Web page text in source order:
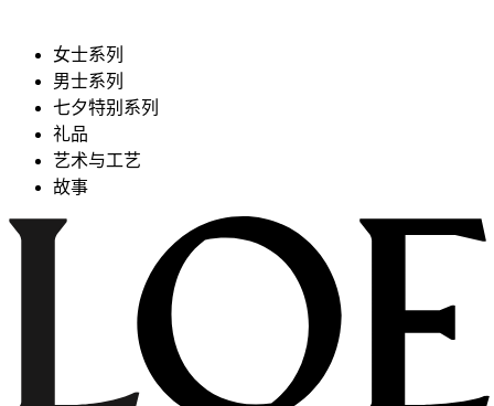
女士系列
男士系列
七夕特别系列
礼品
艺术与工艺
故事